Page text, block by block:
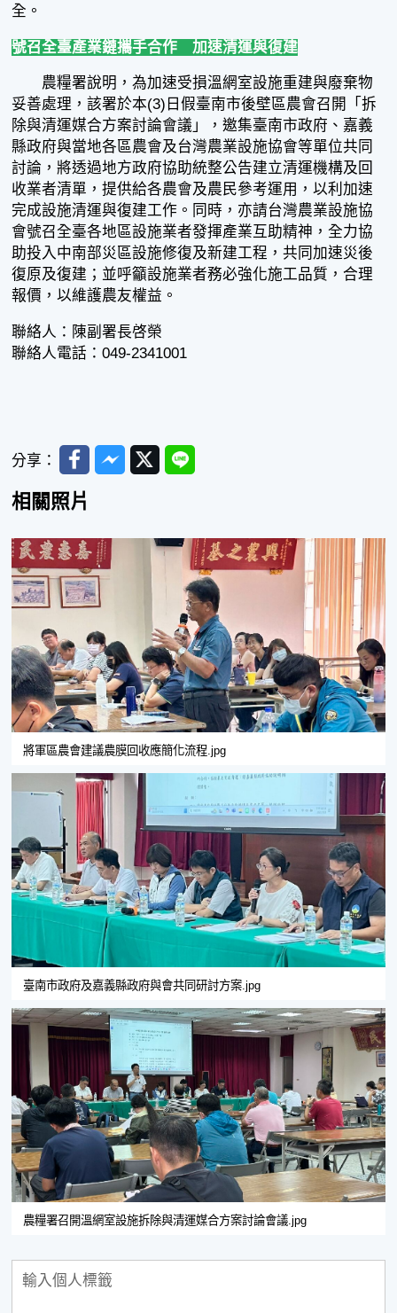
全。
號召全臺產業鏈攜手合作 加速清運與復建
農糧署說明，為加速受損溫網室設施重建與廢棄物
妥善處理，該署於本(3)日假臺南市後壁區農會召開「拆
除與清運媒合方案討論會議」，邀集臺南市政府、嘉義
縣政府與當地各區農會及台灣農業設施協會等單位共同
討論，將透過地方政府協助統整公告建立清運機構及回
收業者清單，提供給各農會及農民參考運用，以利加速
完成設施清運與復建工作。同時，亦請台灣農業設施協
會號召全臺各地區設施業者發揮產業互助精神，全力協
助投入中南部災區設施修復及新建工程，共同加速災後
復原及復建；並呼籲設施業者務必強化施工品質，合理
報價，以維護農友權益。
聯絡人：陳副署長啓榮
聯絡人電話：049-2341001
分享： FacebookMessenger
TwitterLine
相關照片
將軍區農會建議農膜回收應簡化流程.jpg
臺南市政府及嘉義縣政府與會共同研討方案.jpg
農糧署召開溫網室設施拆除與清運媒合方案討論會議.jpg